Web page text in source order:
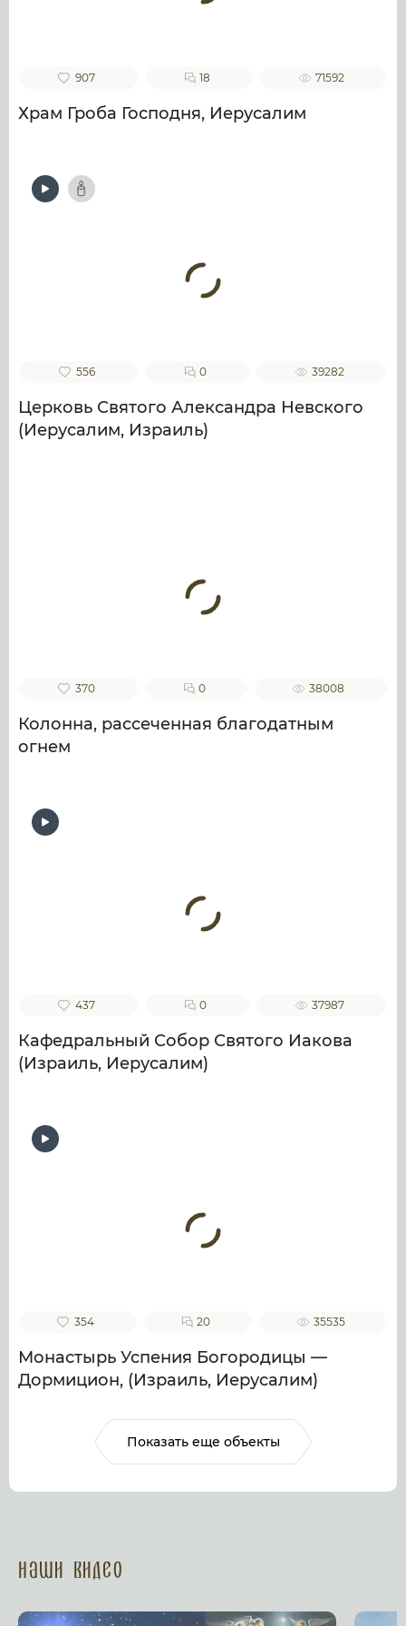
907 18 71592
Храм Гроба Господня, Иерусалим
556 0 39282
Церковь Святого Александра Невского
(Иерусалим, Израиль)
370 0 38008
Колонна, рассеченная благодатным
огнем
437 0 37987
Кафедральный Собор Святого Иакова
(Израиль, Иерусалим)
354 20 35535
Монастырь Успения Богородицы —
Дормицион, (Израиль, Иерусалим)
Показать еще объекты
Наши Видео